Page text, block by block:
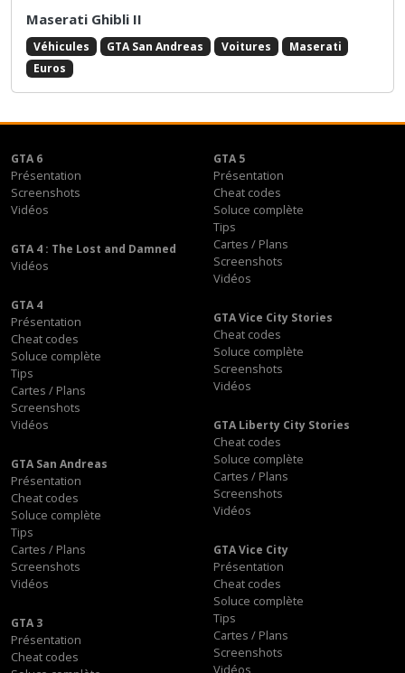
Maserati Ghibli II
Véhicules GTA San Andreas Voitures
Maserati
Euros
GTA 6
Présentation
Screenshots
Vidéos
GTA 5
Présentation
Cheat codes
Soluce complète
Tips
Cartes / Plans
Screenshots
Vidéos
GTA 4 : The Lost and Damned
Vidéos
GTA 4
Présentation
Cheat codes
Soluce complète
Tips
Cartes / Plans
Screenshots
Vidéos
GTA Vice City Stories
Cheat codes
Soluce complète
Screenshots
Vidéos
GTA Liberty City Stories
Cheat codes
Soluce complète
Cartes / Plans
Screenshots
Vidéos
GTA San Andreas
Présentation
Cheat codes
Soluce complète
Tips
Cartes / Plans
Screenshots
Vidéos
GTA Vice City
Présentation
Cheat codes
Soluce complète
Tips
Cartes / Plans
Screenshots
Vidéos
GTA 3
Présentation
Cheat codes